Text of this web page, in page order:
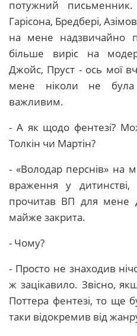
потужний
Гарісона, Бредбері,
на мене надзвичайно
більше виріс на
Джойс, Пруст - ось мої
мене ніколи не була
важливим.
- А як щодо фентезі?
Толкін чи Мартін?
- «Володар перснів» на
враження у
прочитав ВП для мене
майже закрита.
- Чому?
- Просто не знаходив
ж зацікавило. Звісно,
Поттера фентезі, то ще
таки відокремив від